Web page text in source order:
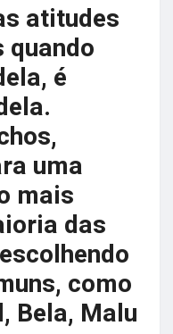
atitudes
quando
é
uma
mais
das
como
Bela, Malu